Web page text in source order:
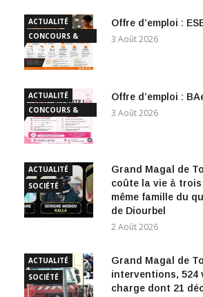
ACTUALITÉ
CONCOURS &
EMPLOI
Offre d’emploi :
3 Août 2026
ACTUALITÉ
CONCOURS &
EMPLOI
Offre d’emploi :
3 Août 2026
ACTUALITÉ
SOCIÉTÉ
Grand Magal de
coûte la vie à trois
même famille du
de Diourbel
2 Août 2026
ACTUALITÉ
SOCIÉTÉ
Grand Magal de
interventions, 524
charge dont 21